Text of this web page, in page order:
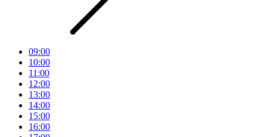
09:00
10:00
11:00
12:00
13:00
14:00
15:00
16:00